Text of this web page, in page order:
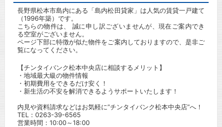
長野県松本市島内にある「島内松田貸家」は人気の賃貸一戸建て
（1996年築）です。
こちらの物件は、 誠に申し訳ございませんが、現在ご案内でき
る空室がございません。
ページ下部に特徴が似た物件をご案内しておりますので、是非ご
覧になってください。
【チンタイバンク松本中央店に相談するメリット】
・地域最大級の物件情報
・初期費用をできるだけ安く！
・新生活の不安を解消できるようサポートいたします！
内見や資料請求などはお気軽に”チンタイバンク松本中央店”へ！
TEL： 0263-39-6565
営業時間：10:00～18:00